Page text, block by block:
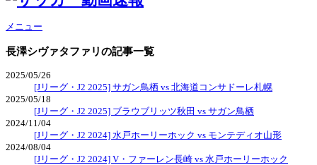
メニュー
長澤シヴァタファリの記事一覧
2025/05/26
[Jリーグ・J2 2025] サガン鳥栖 vs 北海道コンサドーレ札幌
2025/05/18
[Jリーグ・J2 2025] ブラウブリッツ秋田 vs サガン鳥栖
2024/11/04
[Jリーグ・J2 2024] 水戸ホーリーホック vs モンテディオ山形
2024/08/04
[Jリーグ・J2 2024] V・ファーレン長崎 vs 水戸ホーリーホック